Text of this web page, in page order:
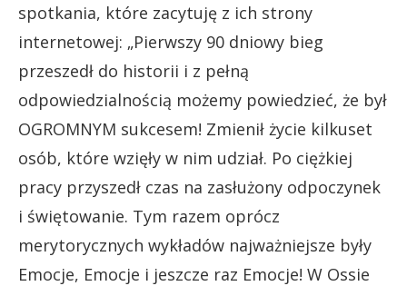
spotkania, które zacytuję z ich strony
internetowej: „Pierwszy 90 dniowy bieg
przeszedł do historii i z pełną
odpowiedzialnością możemy powiedzieć, że był
OGROMNYM sukcesem! Zmienił życie kilkuset
osób, które wzięły w nim udział. Po ciężkiej
pracy przyszedł czas na zasłużony odpoczynek
i świętowanie. Tym razem oprócz
merytorycznych wykładów najważniejsze były
Emocje, Emocje i jeszcze raz Emocje! W Ossie